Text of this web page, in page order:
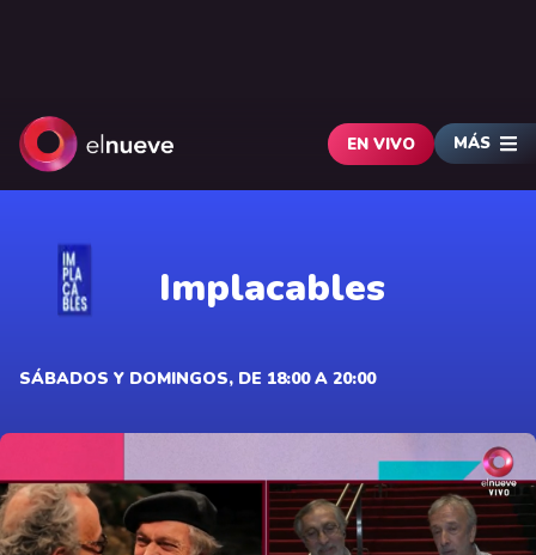
EN VIVO MÁS
Implacables
SÁBADOS Y DOMINGOS, DE 18:00 A 20:00